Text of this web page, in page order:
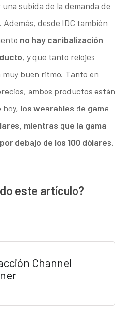
subida de la demanda de
Además, desde IDC también
no hay canibalización
, y que tanto relojes
muy buen ritmo. Tanto en
ambos productos están
hoy, los wearables de gama
mientras que la gama
debajo de los 100 dólares.
este artículo?
Channel